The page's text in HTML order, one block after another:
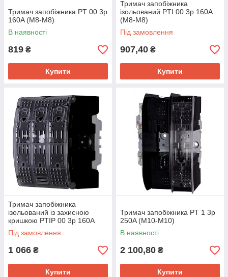
Тримач запобіжника PT 00 3p
160A (M8-M8)
В наявності
819 ₴
Купити
Тримач запобіжника
ізольований PTI 00 3p 160A
(M8-M8)
Під замовлення
907,40 ₴
Купити
Тримач запобіжника
ізольований із захисною
кришкою PTIP 00 3p 160A
(M8-M8)
Під замовлення
1 066 ₴
Купити
Тримач запобіжника PT 1 3p
250A (M10-M10)
В наявності
2 100,80 ₴
Купити